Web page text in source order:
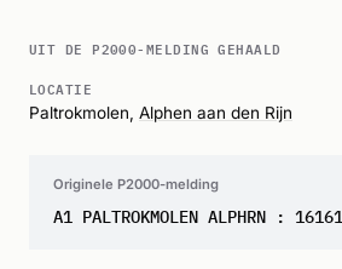
UIT DE P2000-MELDING GEHAALD
LOCATIE
Paltrokmolen, Alphen aan den Rijn
Originele P2000-melding
A1 PALTROKMOLEN ALPHRN : 16161